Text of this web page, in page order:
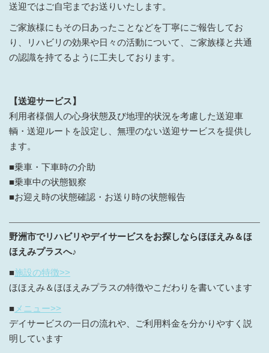
送迎ではご自宅までお送りいたします。
ご家族様にもその日あったことなどを丁寧にご報告してお
り、リハビリの効果や日々の活動について、ご家族様と共通
の認識を持てるように工夫しております。
【送迎サービス】
利用者様個人の心身状態及び地理的状況を考慮した送迎車
輌・送迎ルートを設定し、無理のない送迎サービスを提供し
ます。
■乗車・下車時の介助
■乗車中の状態観察
■お迎え時の状態確認・お送り時の状態報告
野洲市でリハビリやデイサービスをお探しならほほえみ＆ほ
ほえみプラスへ♪
■施設の特徴>>
ほほえみ＆ほほえみプラスの特徴やこだわりを書いています
■ メニュー>>
デイサービスの一日の流れや、ご利用料金を分かりやすく説
明しています